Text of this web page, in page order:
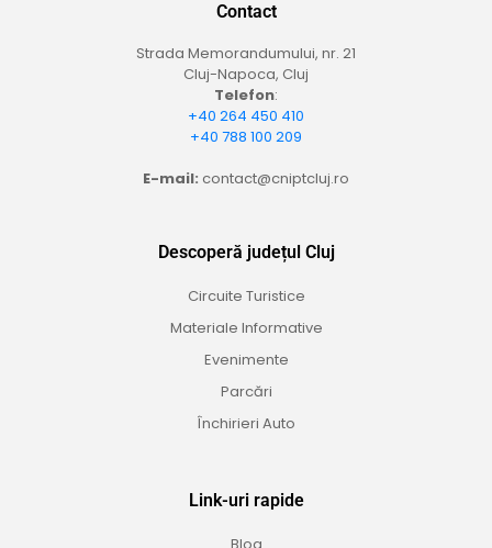
Contact
Strada Memorandumului, nr. 21
Cluj-Napoca, Cluj
Telefon:
+40 264 450 410
+40 788 100 209
E-mail: contact@cniptcluj.ro
Descoperă județul Cluj
Circuite Turistice
Materiale Informative
Evenimente
Parcări
Închirieri Auto
Link-uri rapide